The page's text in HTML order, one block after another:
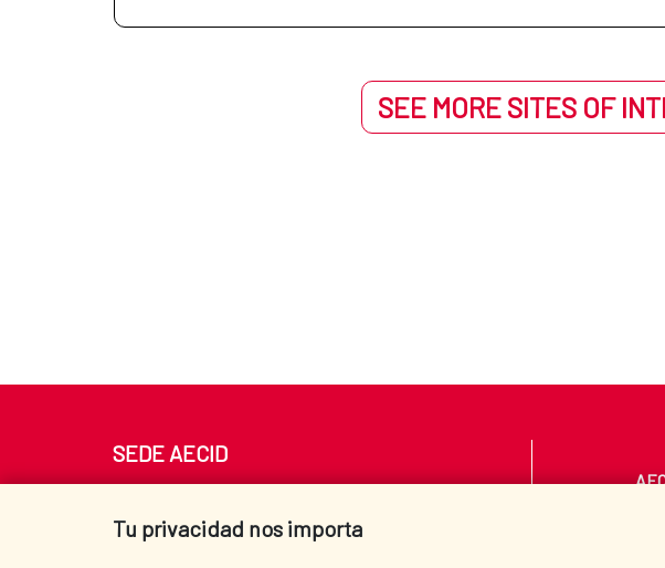
SEE MORE SITES OF
Tu privacidad nos importa
SEDE AECID
Tel. +34 900 20 30 54​​​​​​​